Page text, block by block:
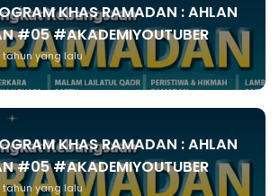
KHAS RAMADAN : AHLAN
#05 #AKADEMIYOUTUBER
tahun yang lalu
KHAS RAMADAN : AHLAN
#05 #AKADEMIYOUTUBER
tahun yang lalu